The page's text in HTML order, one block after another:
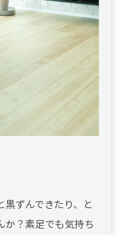
ずんできたり、と
か？素足でも気持ち